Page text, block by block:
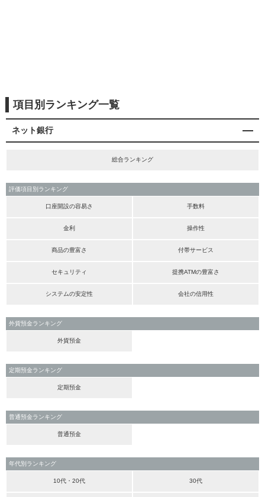
項目別ランキング一覧
ネット銀行
総合ランキング
評価項目別ランキング
口座開設の容易さ 手数料
金利 操作性
商品の豊富さ 付帯サービス
セキュリティ 提携ATMの豊富さ
システムの安定性 会社の信用性
外貨預金ランキング
外貨預金
定期預金ランキング
定期預金
普通預金ランキング
普通預金
年代別ランキング
10代・20代 30代